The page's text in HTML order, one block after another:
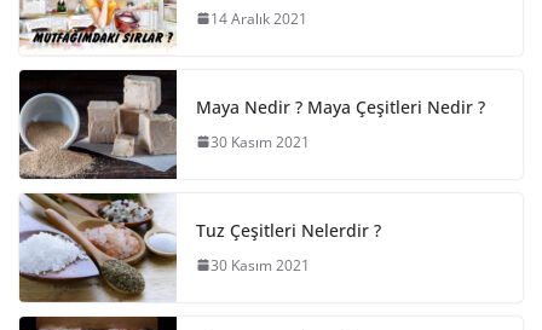
14 Aralık 2021
Maya Nedir ? Maya Çeşitleri Nedir ?
30 Kasım 2021
Tuz Çeşitleri Nelerdir ?
30 Kasım 2021